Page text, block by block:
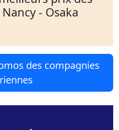
- Osaka
des compagnies